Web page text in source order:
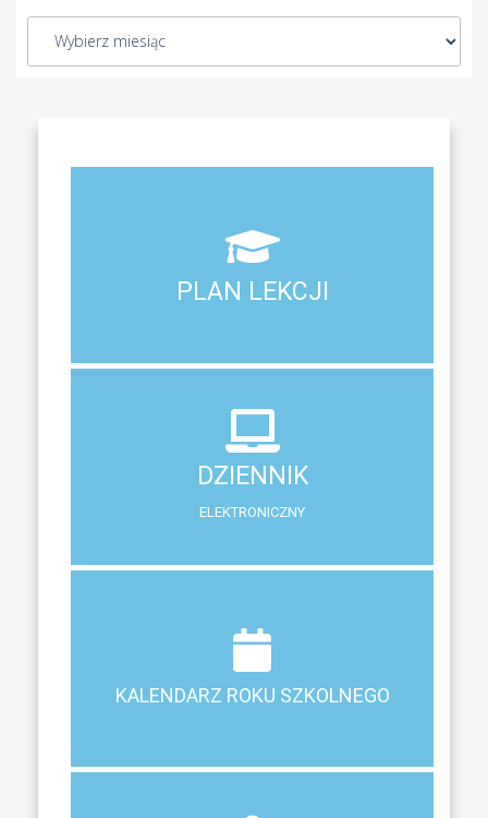
PLAN LEKCJI
PLAN LEKCJI
DZIENNIK
ELEKTRONICZNY
DZIENNIK
ELEKTRONICZNY
System zewnętrzny do śledzenia postępów w nauce
KALENDARZ ROKU SZKOLNEGO
KALENDARZ ROKU SZKOLNEGO
Terminy ferii, matur, zebrań i klasyfikacji